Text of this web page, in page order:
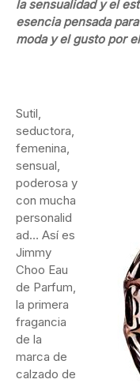
la sensualidad y el
esencia pensada
moda y el gusto por
Sutil,
seductora,
femenina,
sensual,
poderosa y
con mucha
personalid
ad… Así es
Jimmy
Choo Eau
de Parfum,
la primera
fragancia
de la
marca de
calzado de